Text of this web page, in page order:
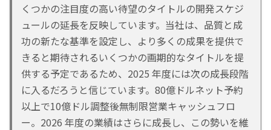
くつかの注目度の高い待望のタイトルの開発スケジ
ュールの延長を反映しています。当社は、品質と成
功の新たな基準を設定し、より多くの成果を提供で
きると期待されるいくつかの画期的なタイトルを提
供する予定であるため、2025 年度には次の成長段階
に入るだろうと信じています。80億ドルネット予約
以上で10億ドル調整後無制限営業キャッシュフロ
ー。2026 年度の業績はさらに成長し、この勢いを維